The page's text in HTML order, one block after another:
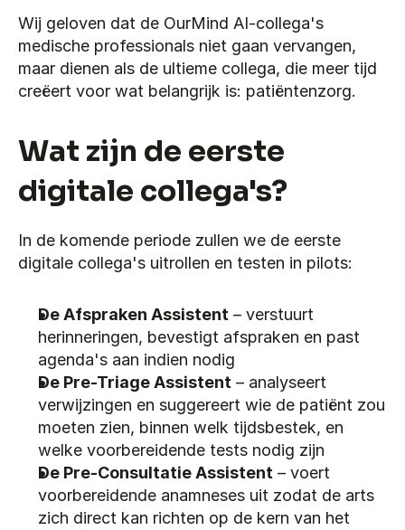
Wij geloven dat de OurMind AI-collega's
medische professionals niet gaan vervangen,
maar dienen als de ultieme collega, die meer tijd
creëert voor wat belangrijk is: patiëntenzorg.
Wat zijn de eerste
digitale collega's?
In de komende periode zullen we de eerste
digitale collega's uitrollen en testen in pilots:
De Afspraken Assistent – verstuurt
herinneringen, bevestigt afspraken en past
agenda's aan indien nodig
De Pre-Triage Assistent – analyseert
verwijzingen en suggereert wie de patiënt zou
moeten zien, binnen welk tijdsbestek, en
welke voorbereidende tests nodig zijn
De Pre-Consultatie Assistent – voert
voorbereidende anamneses uit zodat de arts
zich direct kan richten op de kern van het